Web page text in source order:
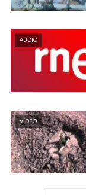
AUDIO
VIDEO